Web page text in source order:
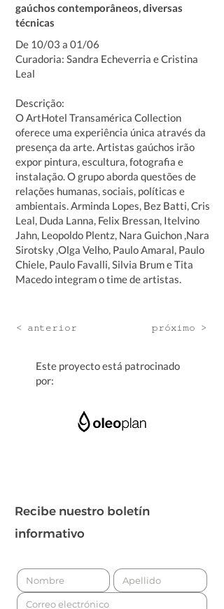
gaúchos contemporâneos, diversas
técnicas
De 10/03 a 01/06
Curadoria: Sandra Echeverria e Cristina
Leal
Descrição:
O ArtHotel Transamérica Collection
oferece uma experiência única através da
presença da arte. Artistas gaúchos irão
expor pintura, escultura, fotografia e
instalação. O grupo aborda questões de
relações humanas, sociais, políticas e
ambientais. Arminda Lopes, Bez Batti, Cris
Leal, Duda Lanna, Felix Bressan, Itelvino
Jahn, Leopoldo Plentz, Nara Guichon ,Nara
Sirotsky ,Olga Velho, Paulo Amaral, Paulo
Chiele, Paulo Favalli, Silvia Brum e Tita
Macedo integram o time de artistas.
< anterior próximo >
Este proyecto está patrocinado
por:
Recibe nuestro boletín
informativo